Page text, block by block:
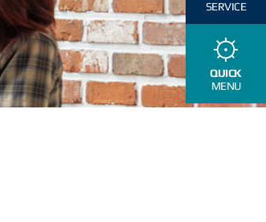
SERVICE
QUICK
MENU